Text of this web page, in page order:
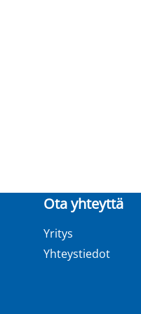
Ota yhteyttä
Yritys
Yhteystiedot